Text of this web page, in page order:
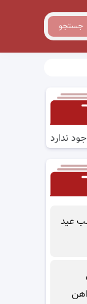
جستجو
ندارد
عید